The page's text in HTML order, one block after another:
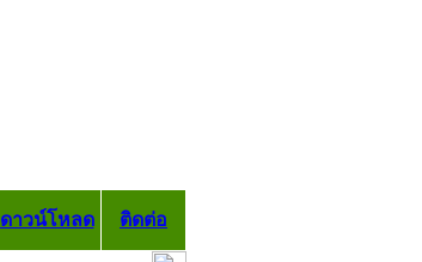
ดาวน์โหลด ติดต่อ